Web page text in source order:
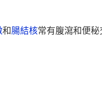
和腸結核常有腹瀉和便秘